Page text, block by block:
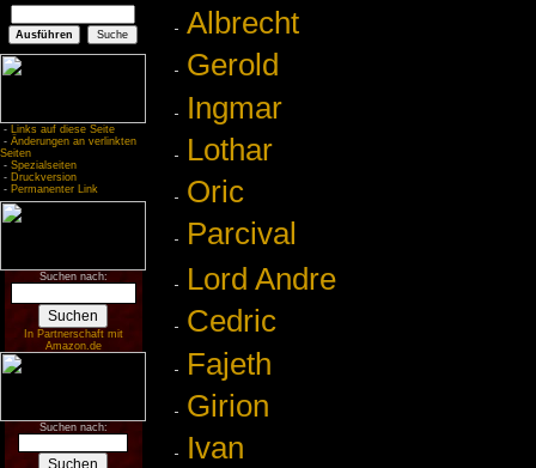
- Links auf diese Seite
- Änderungen an verlinkten
Seiten
- Spezialseiten
- Druckversion
- Permanenter Link
Suchen nach:
In Partnerschaft mit
Amazon.de
Suchen nach:
Albrecht
Gerold
Ingmar
Lothar
Oric
Parcival
Lord Andre
Cedric
Fajeth
Girion
Ivan